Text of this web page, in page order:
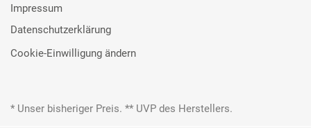
Impressum
Datenschutzerklärung
Cookie-Einwilligung ändern
* Unser bisheriger Preis. ** UVP des Herstellers.